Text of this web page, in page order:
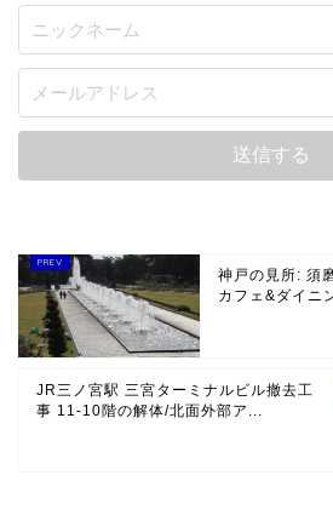
神戸の見所: 須
カフェ&ダイニ
JR三ノ宮駅 三宮ターミナルビル撤去工
事 11-10階の解体/北面外部ア...